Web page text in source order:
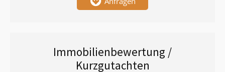
Immobilienbewertung /
Kurzgutachten